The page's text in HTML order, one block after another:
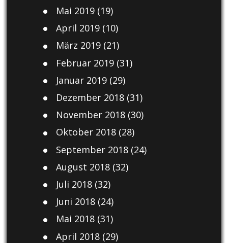
Mai 2019(19)
April 2019(10)
März 2019(21)
Februar 2019(31)
Januar 2019(29)
Dezember 2018(31)
November 2018(30)
Oktober 2018(28)
September 2018(24)
August 2018(32)
Juli 2018(32)
Juni 2018(24)
Mai 2018(31)
April 2018(29)